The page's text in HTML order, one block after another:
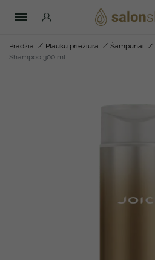
Pradžia / Plaukų priežiūra / Šampūnai /
Shampoo 300 ml